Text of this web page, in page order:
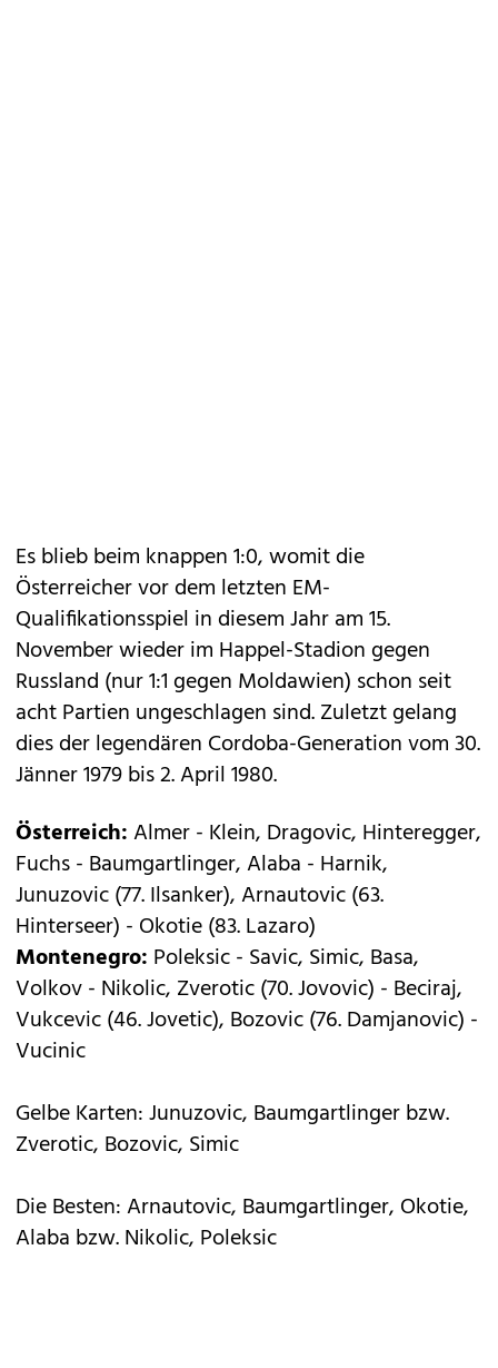
Es blieb beim knappen 1:0, womit die
Österreicher vor dem letzten EM-
Qualifikationsspiel in diesem Jahr am 15.
November wieder im Happel-Stadion gegen
Russland (nur 1:1 gegen Moldawien) schon seit
acht Partien ungeschlagen sind. Zuletzt gelang
dies der legendären Cordoba-Generation vom 30.
Jänner 1979 bis 2. April 1980.
Österreich:Almer - Klein, Dragovic, Hinteregger,
Fuchs - Baumgartlinger, Alaba - Harnik,
Junuzovic (77. Ilsanker), Arnautovic (63.
Hinterseer) - Okotie (83. Lazaro)
Montenegro: Poleksic - Savic, Simic, Basa,
Volkov - Nikolic, Zverotic (70. Jovovic) - Beciraj,
Vukcevic (46. Jovetic), Bozovic (76. Damjanovic) -
Vucinic
Gelbe Karten: Junuzovic, Baumgartlinger bzw.
Zverotic, Bozovic, Simic
Die Besten: Arnautovic, Baumgartlinger, Okotie,
Alaba bzw. Nikolic, Poleksic